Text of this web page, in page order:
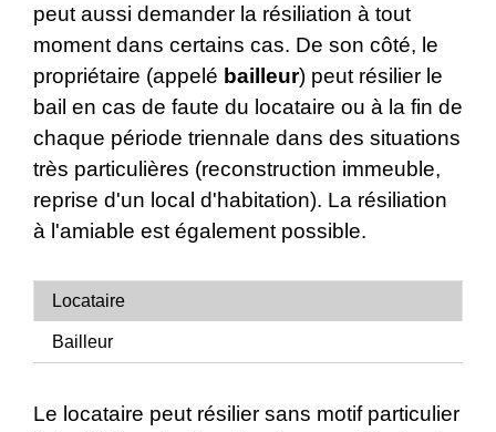
peut aussi demander la résiliation à tout
moment dans certains cas. De son côté, le
propriétaire (appelé bailleur) peut résilier le
bail en cas de faute du locataire ou à la fin de
chaque période triennale dans des situations
très particulières (reconstruction immeuble,
reprise d'un local d'habitation). La résiliation
à l'amiable est également possible.
Locataire
Bailleur
Le locataire peut résilier sans motif particulier